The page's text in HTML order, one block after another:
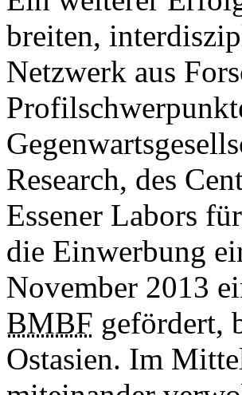
breiten,
Netzwerk aus
Research, des
Essener Labors
die Einwerbung
November 2013
BMBF gefördert,
Ostasien. Im